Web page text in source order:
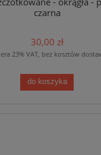
czarna
30,00 zł
23% VAT, bez kosztów
do koszyka